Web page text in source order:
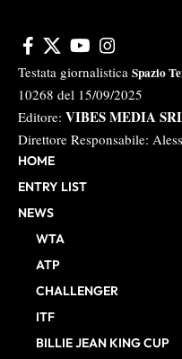
Testata giornalistica Spazio
10268 del 15/09/2025
Editore: VIBES MEDIA
Direttore Responsabile:
HOME
ENTRY LIST
NEWS
WTA
ATP
CHALLENGER
ITF
BILLIE JEAN KING CUP